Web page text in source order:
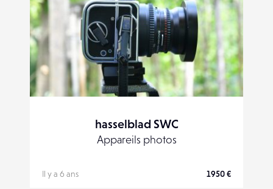
hasselblad SWC
Appareils photos
Il y a 6 ans 1950 €